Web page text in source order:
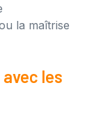
la maîtrise
les